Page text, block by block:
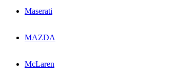
Maserati
MAZDA
McLaren